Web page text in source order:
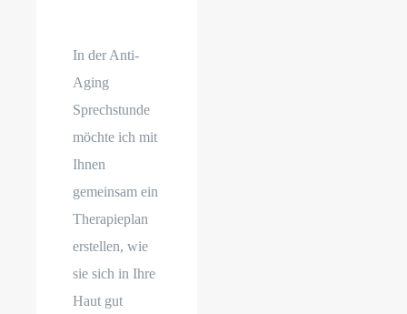
In der Anti-
Aging
Sprechstunde
möchte ich mit
Ihnen
gemeinsam ein
Therapieplan
erstellen, wie
sie sich in Ihre
Haut gut